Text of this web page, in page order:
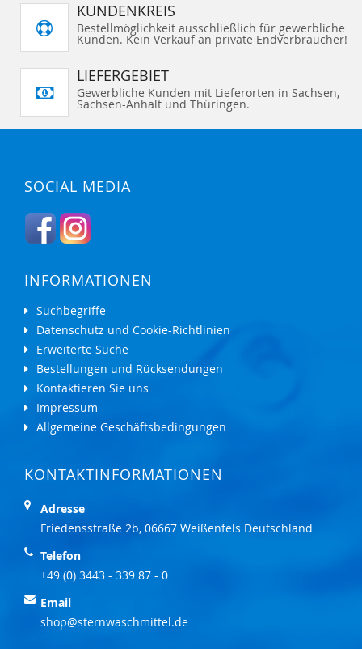
KUNDENKREIS
Bestellmöglichkeit ausschließlich für gewerbliche
Kunden. Kein Verkauf an private Endverbraucher!
LIEFERGEBIET
Gewerbliche Kunden mit Lieferorten in Sachsen,
Sachsen-Anhalt und Thüringen.
SOCIAL MEDIA
INFORMATIONEN
Suchbegriffe
Datenschutz und Cookie-Richtlinien
Erweiterte Suche
Bestellungen und Rücksendungen
Kontaktieren Sie uns
Impressum
Allgemeine Geschäftsbedingungen
KONTAKTINFORMATIONEN
Adresse
Friedensstraße 2b, 06667 Weißenfels Deutschland
Telefon
+49 (0) 3443 - 339 87 - 0
Email
shop@sternwaschmittel.de